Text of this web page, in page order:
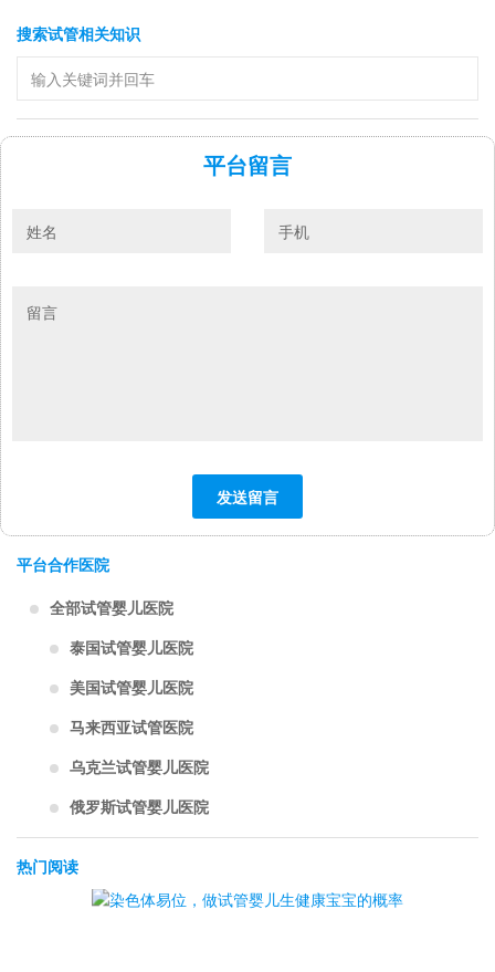
搜索试管相关知识
平台留言
平台合作医院
全部试管婴儿医院
泰国试管婴儿医院
美国试管婴儿医院
马来西亚试管医院
乌克兰试管婴儿医院
俄罗斯试管婴儿医院
热门阅读